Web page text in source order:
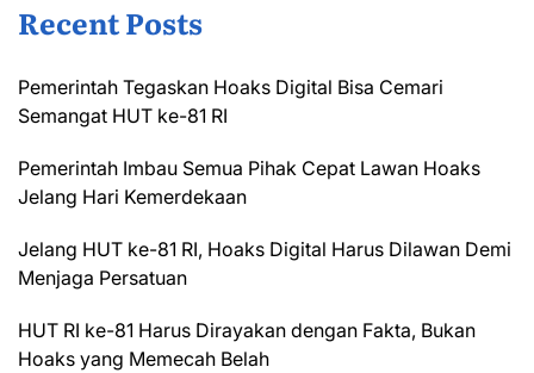
Recent Posts
Pemerintah Tegaskan Hoaks Digital Bisa Cemari
Semangat HUT ke-81 RI
Pemerintah Imbau Semua Pihak Cepat Lawan Hoaks
Jelang Hari Kemerdekaan
Jelang HUT ke-81 RI, Hoaks Digital Harus Dilawan Demi
Menjaga Persatuan
HUT RI ke-81 Harus Dirayakan dengan Fakta, Bukan
Hoaks yang Memecah Belah